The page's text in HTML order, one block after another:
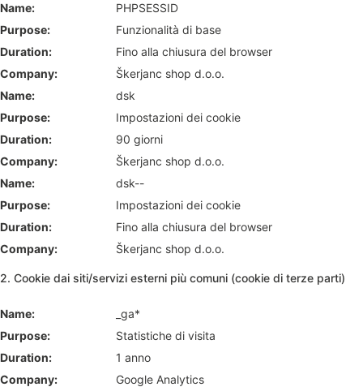
PHPSESSID
Funzionalità di base
Fino alla chiusura del browser
Škerjanc shop d.o.o.
dsk
Impostazioni dei cookie
90 giorni
Škerjanc shop d.o.o.
dsk--
Impostazioni dei cookie
Fino alla chiusura del browser
Škerjanc shop d.o.o.
2. Cookie dai siti/servizi esterni più comuni (cookie di terze parti)
_ga*
Statistiche di visita
1 anno
Google Analytics